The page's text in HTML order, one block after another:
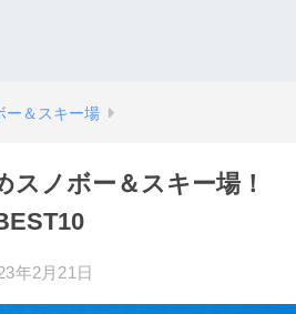
ー＆スキー場
スノボー＆スキー場！
年2月21日